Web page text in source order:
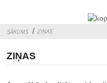
SĀKUMS ZIŅAS
ZIŅAS